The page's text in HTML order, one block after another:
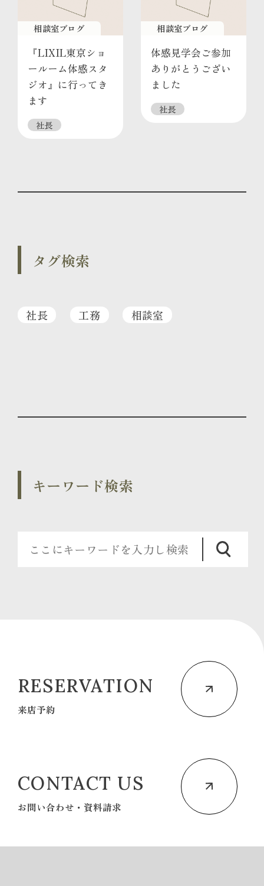
相談室ブログ
『LIXIL東京ショ
ールーム体感スタ
ジオ』に行ってき
ます
社長
相談室ブログ
体感見学会ご参加
ありがとうござい
ました
社長
タグ検索
社長 工務 相談室
キーワード検索
RESERVATION
来店予約
CONTACT US
お問い合わせ・資料請求